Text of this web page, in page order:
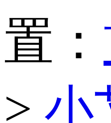
置：
> 小